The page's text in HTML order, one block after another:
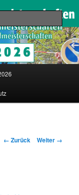
Bilder-
← Zurück Weiter →